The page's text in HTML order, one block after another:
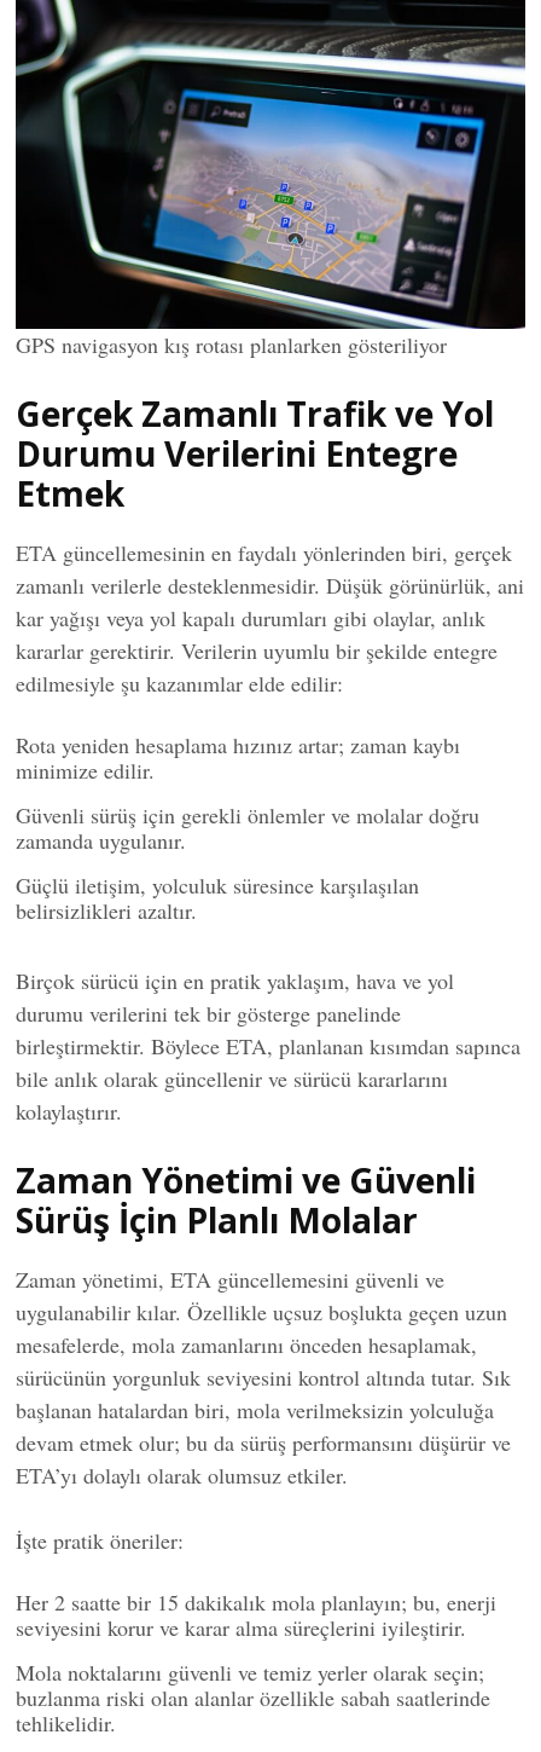
GPS navigasyon kış rotası planlarken gösteriliyor
Gerçek Zamanlı Trafik ve Yol
Durumu Verilerini Entegre
Etmek
ETA güncellemesinin en faydalı yönlerinden biri, gerçek
zamanlı verilerle desteklenmesidir. Düşük görünürlük, ani
kar yağışı veya yol kapalı durumları gibi olaylar, anlık
kararlar gerektirir. Verilerin uyumlu bir şekilde entegre
edilmesiyle şu kazanımlar elde edilir:
Rota yeniden hesaplama hızınız artar; zaman kaybı
minimize edilir.
Güvenli sürüş için gerekli önlemler ve molalar doğru
zamanda uygulanır.
Güçlü iletişim, yolculuk süresince karşılaşılan
belirsizlikleri azaltır.
Birçok sürücü için en pratik yaklaşım, hava ve yol
durumu verilerini tek bir gösterge panelinde
birleştirmektir. Böylece ETA, planlanan kısımdan sapınca
bile anlık olarak güncellenir ve sürücü kararlarını
kolaylaştırır.
Zaman Yönetimi ve Güvenli
Sürüş İçin Planlı Molalar
Zaman yönetimi, ETA güncellemesini güvenli ve
uygulanabilir kılar. Özellikle uçsuz boşlukta geçen uzun
mesafelerde, mola zamanlarını önceden hesaplamak,
sürücünün yorgunluk seviyesini kontrol altında tutar. Sık
başlanan hatalardan biri, mola verilmeksizin yolculuğa
devam etmek olur; bu da sürüş performansını düşürür ve
ETA’yı dolaylı olarak olumsuz etkiler.
İşte pratik öneriler:
Her 2 saatte bir 15 dakikalık mola planlayın; bu, enerji
seviyesini korur ve karar alma süreçlerini iyileştirir.
Mola noktalarını güvenli ve temiz yerler olarak seçin;
buzlanma riski olan alanlar özellikle sabah saatlerinde
tehlikelidir.